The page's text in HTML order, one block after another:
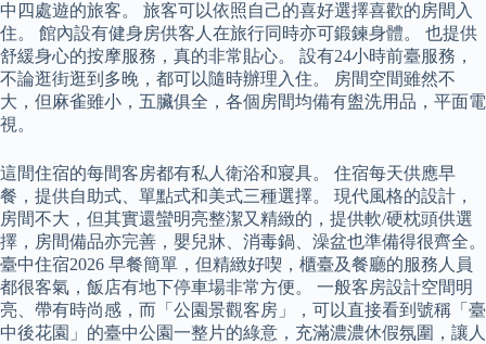
中四處遊的旅客。 旅客可以依照自己的喜好選擇喜歡的房間入
住。 館內設有健身房供客人在旅行同時亦可鍛鍊身體。 也提供
舒緩身心的按摩服務，真的非常貼心。 設有24小時前臺服務，
不論逛街逛到多晚，都可以隨時辦理入住。 房間空間雖然不
大，但麻雀雖小，五臟俱全，各個房間均備有盥洗用品，平面電
視。
這間住宿的每間客房都有私人衛浴和寢具。 住宿每天供應早
餐，提供自助式、單點式和美式三種選擇。 現代風格的設計，
房間不大，但其實還蠻明亮整潔又精緻的，提供軟/硬枕頭供選
擇，房間備品亦完善，嬰兒牀、消毒鍋、澡盆也準備得很齊全。
臺中住宿2026 早餐簡單，但精緻好喫，櫃臺及餐廳的服務人員
都很客氣，飯店有地下停車場非常方便。 一般客房設計空間明
亮、帶有時尚感，而「公園景觀客房」，可以直接看到號稱「臺
中後花園」的臺中公園一整片的綠意，充滿濃濃休假氛圍，讓人